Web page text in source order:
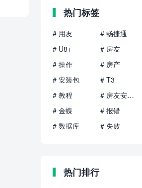
热门标签
# 用友 # 畅捷通
# U8+
# 房友
# 操作
# 房产
# 安装包
# T3
# 教程
# 房友安装包
# 金蝶
# 报错
# 数据库
# 失败
热门排行